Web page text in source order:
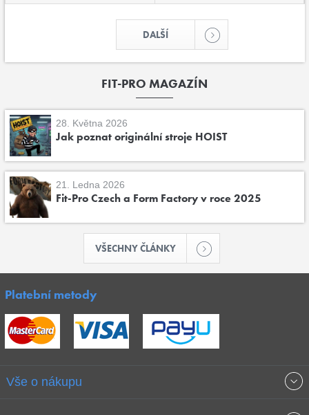
DALŠÍ
FIT-PRO MAGAZÍN
28. Května 2026
Jak poznat originální stroje HOIST
21. Ledna 2026
Fit-Pro Czech a Form Factory v roce 2025
VŠECHNY ČLÁNKY
Platební metody
Vše o nákupu